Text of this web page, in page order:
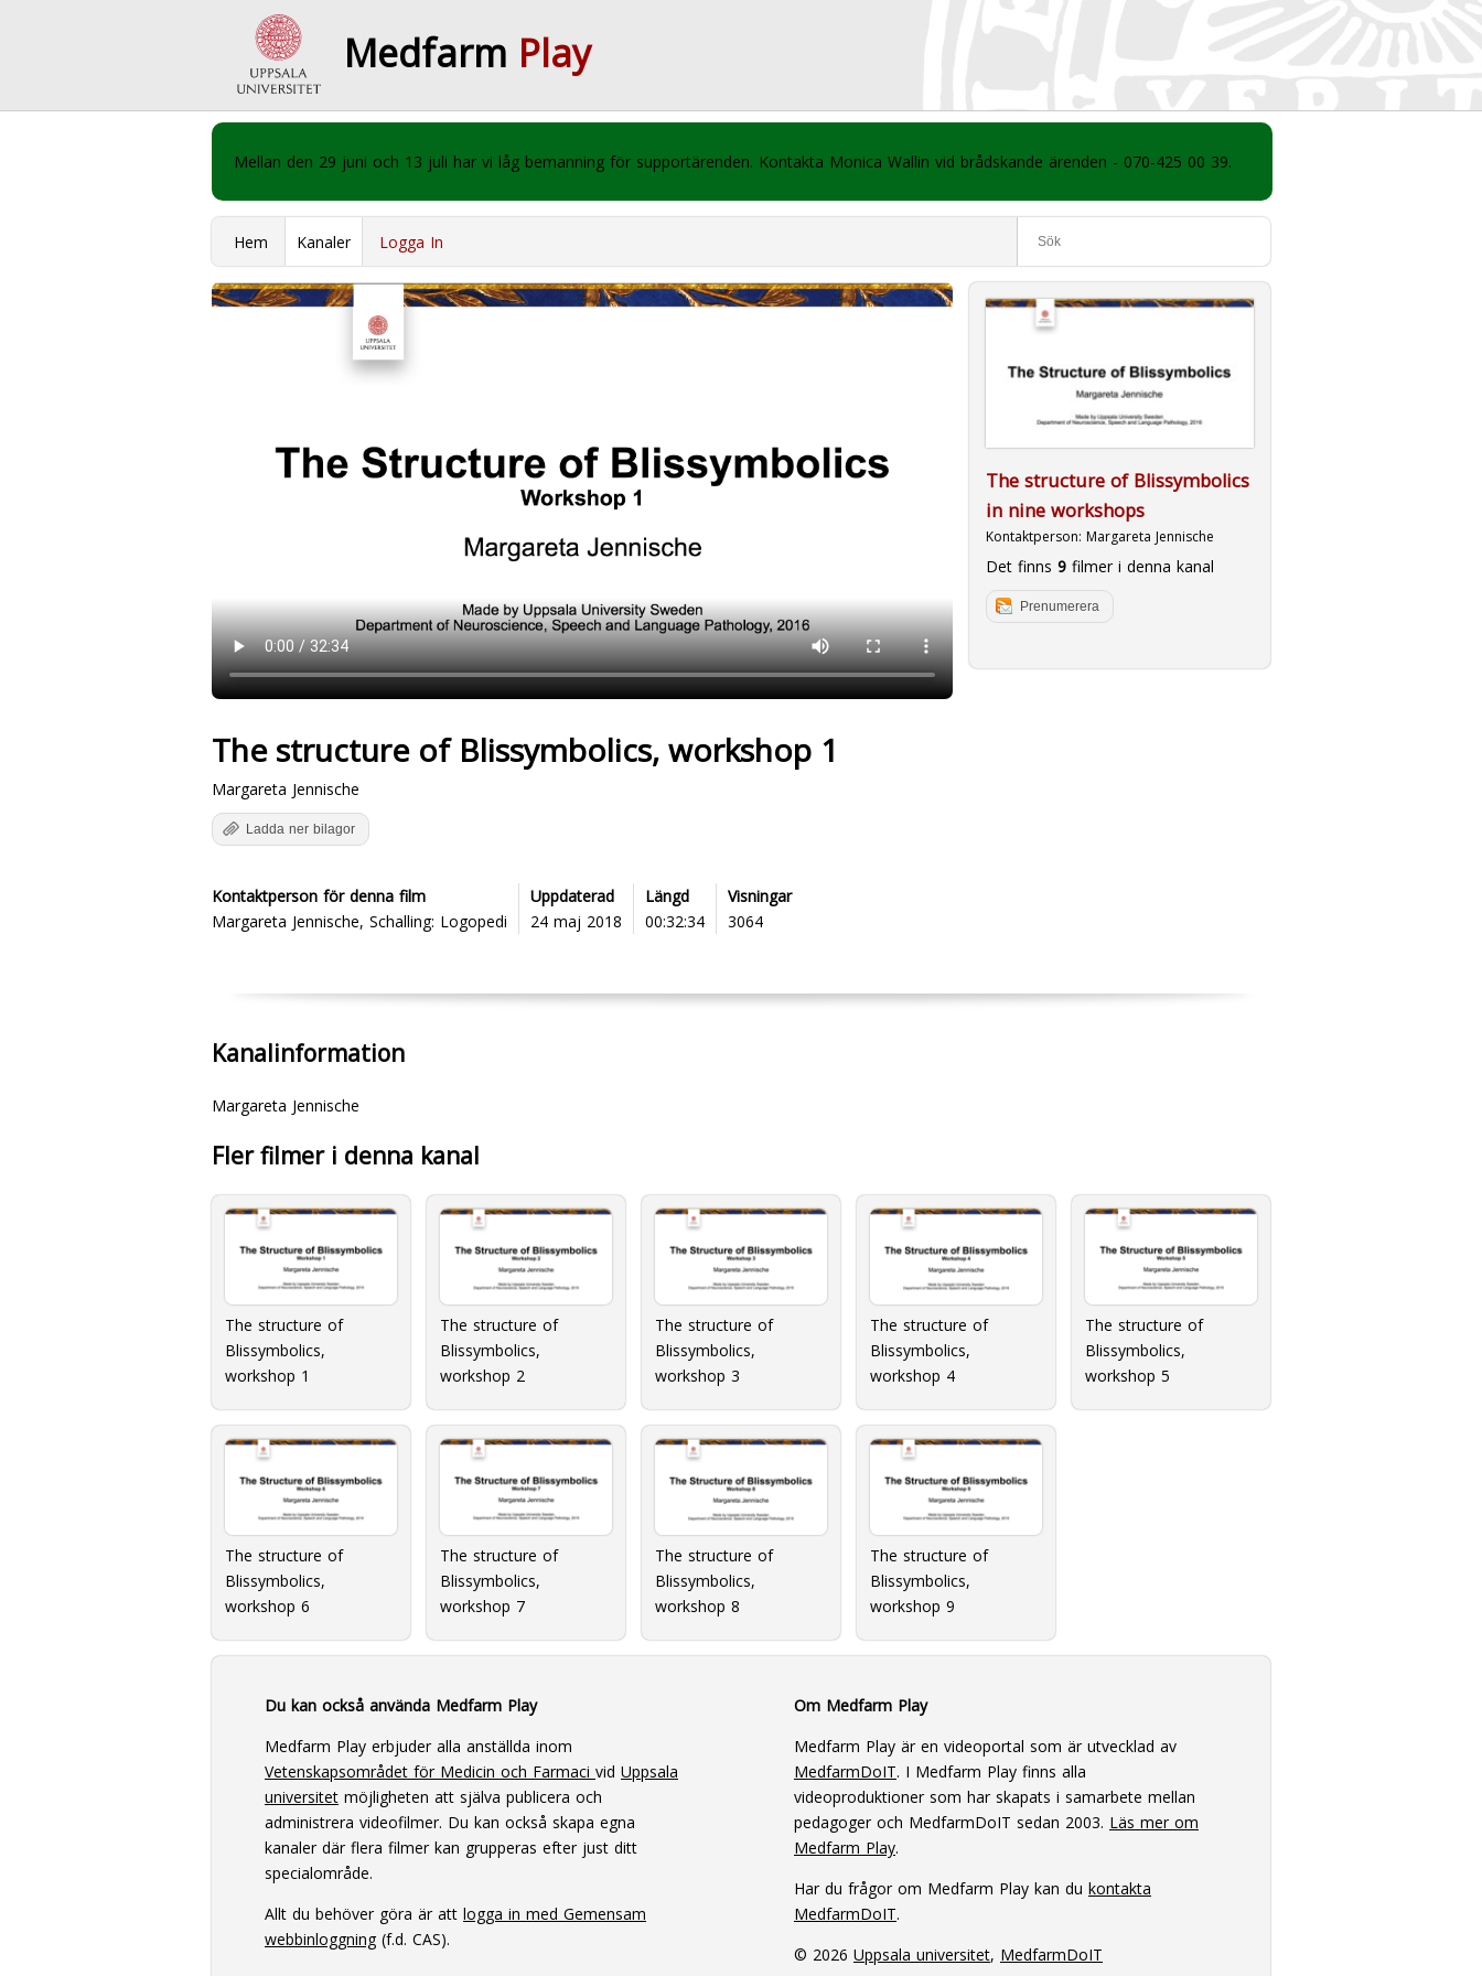
Medfarm Play
Mellan den 29 juni och 13 juli har vi låg bemanning för supportärenden. Kontakta Monica Wallin vid brådskande ärenden - 070-425 00 39.
Hem Kanaler Logga In
The structure of Blissymbolics
in nine workshops
Kontaktperson: Margareta Jennische
Det finns 9filmer i denna kanal
Prenumerera
The structure of Blissymbolics, workshop 1
Margareta Jennische
Ladda ner bilagor
Kontaktperson för denna film
Margareta Jennische, Schalling: Logopedi
Uppdaterad
24 maj 2018
Längd
00:32:34
Visningar
3064
Kanalinformation
Margareta Jennische
Fler filmer i denna kanal
The structure of
Blissymbolics,
workshop 1
The structure of
Blissymbolics,
workshop 2
The structure of
Blissymbolics,
workshop 3
The structure of
Blissymbolics,
workshop 4
The structure of
Blissymbolics,
workshop 5
The structure of
Blissymbolics,
workshop 6
The structure of
Blissymbolics,
workshop 7
The structure of
Blissymbolics,
workshop 8
The structure of
Blissymbolics,
workshop 9
Du kan också använda Medfarm Play
Medfarm Play erbjuder alla anställda inom
Vetenskapsområdet för Medicin och Farmaci vid Uppsala
universitet möjligheten att själva publicera och
administrera videofilmer. Du kan också skapa egna
kanaler där flera filmer kan grupperas efter just ditt
specialområde.
Allt du behöver göra är att logga in med Gemensam
webbinloggning (f.d. CAS).
Om Medfarm Play
Medfarm Play är en videoportal som är utvecklad av
MedfarmDoIT. I Medfarm Play finns alla
videoproduktioner som har skapats i samarbete mellan
pedagoger och MedfarmDoIT sedan 2003. Läs mer om
Medfarm Play.
Har du frågor om Medfarm Play kan du kontakta
MedfarmDoIT.
© 2026 Uppsala universitet, MedfarmDoIT